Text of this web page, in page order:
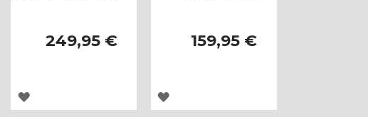
249,95 €
AGREGAR
159,95 €
AGREGAR